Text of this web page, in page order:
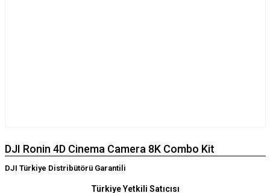
DJI Ronin 4D Cinema Camera 8K Combo Kit
DJI Türkiye Distribütörü Garantili
Türkiye Yetkili Satıcısı